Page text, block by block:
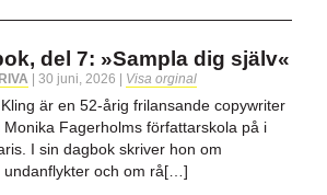
del 7: »Sampla dig själv«
30 juni, 2026 Visa orginal
är en 52-årig frilansande copywriter
Fagerholms författarskola på i
I sin dagbok skriver hon om
undanflykter och om rå[…]